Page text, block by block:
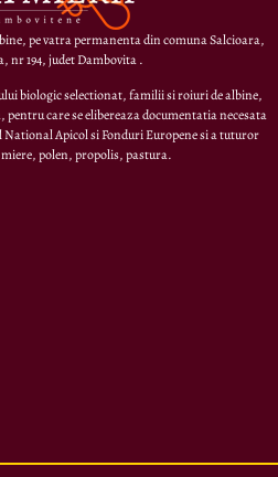
pe vatra permanenta din comuna Salcioara,
nr 194, judet Dambovita .
biologic selectionat, familii si roiuri de albine,
care se elibereaza documentatia necesata
Apicol si Fonduri Europene si a tuturor
polen, propolis, pastura.